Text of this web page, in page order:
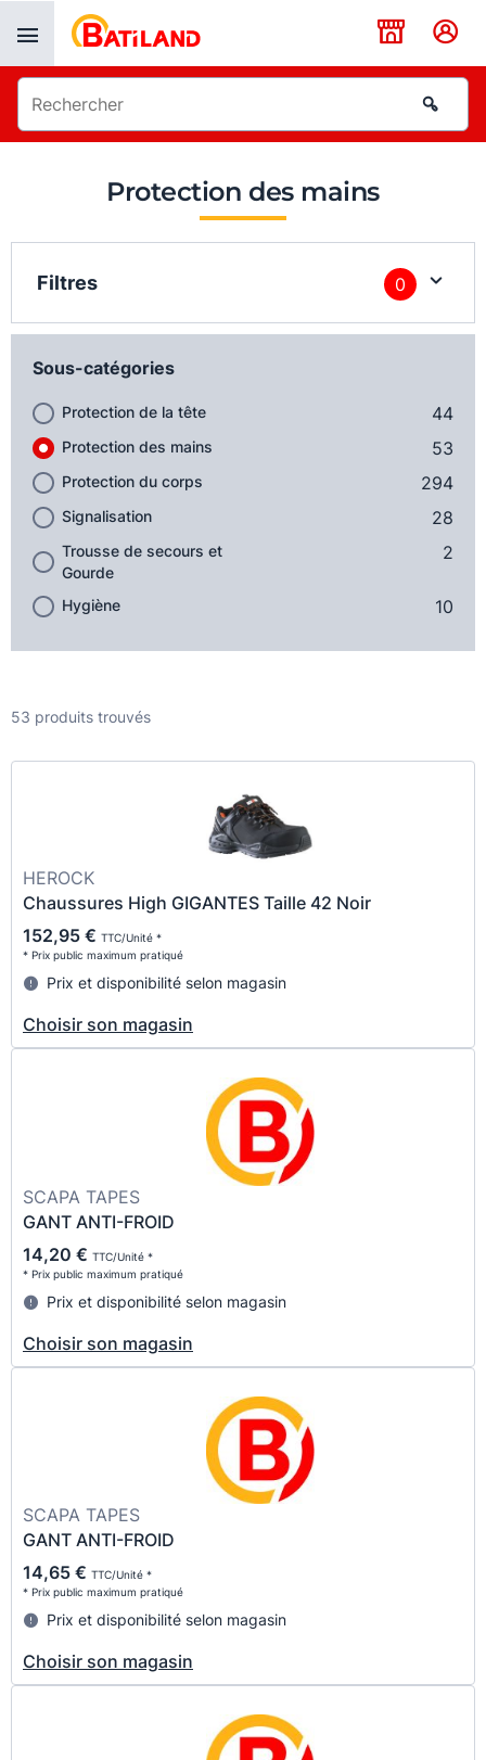
Protection des mains
Filtres 0
Sous-catégories
Protection de la tête 44
Protection des mains 53
Protection du corps 294
Signalisation 28
Trousse de secours et
Gourde
2
Hygiène 10
53 produits trouvés
HEROCK
Chaussures High GIGANTES Taille 42 Noir
152,95 € TTC/Unité *
* Prix public maximum pratiqué
Prix et disponibilité selon magasin
Choisir son magasin
SCAPA TAPES
GANT ANTI-FROID
14,20 € TTC/Unité *
* Prix public maximum pratiqué
Prix et disponibilité selon magasin
Choisir son magasin
SCAPA TAPES
GANT ANTI-FROID
14,65 € TTC/Unité *
* Prix public maximum pratiqué
Prix et disponibilité selon magasin
Choisir son magasin
Panneau de gestion des cookies